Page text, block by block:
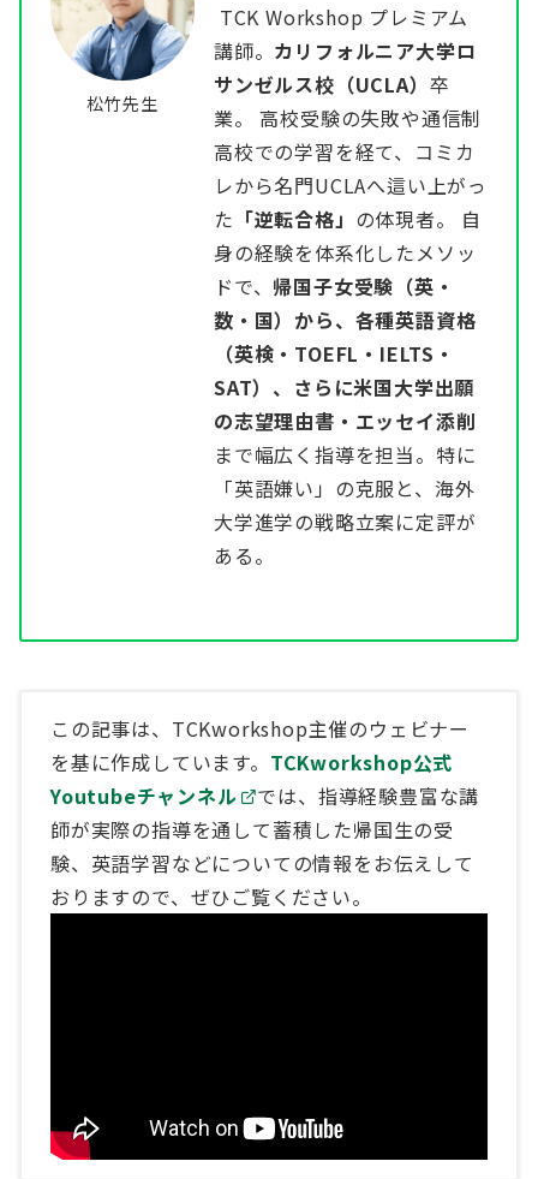
松竹先生
TCK Workshop プレミアム
講師。 カリフォルニア大学ロ
サンゼルス校（UCLA） 卒
業。 高校受験の失敗や通信制
高校での学習を経て、コミカ
レから名門UCLAへ這い上がっ
た 「逆転合格」 の体現者。 自
身の経験を体系化したメソッ
ドで、 帰国子女受験（英・
数・国）から、各種英語資格
（英検・TOEFL・IELTS・
SAT）、さらに米国大学出願
の志望理由書・エッセイ添削
まで幅広く指導を担当。特に
「英語嫌い」の克服と、海外
大学進学の戦略立案に定評が
ある。
この記事は、TCKworkshop主催のウェビナー
を基に作成しています。 TCKworkshop公式
Youtubeチャンネル
では、指導経験豊富な講
師が実際の指導を通して蓄積した帰国生の受
験、英語学習などについての情報をお伝えして
おりますので、ぜひご覧ください。